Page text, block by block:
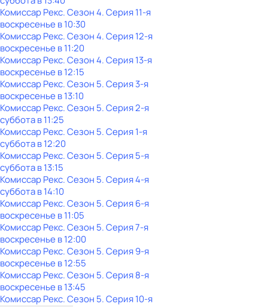
Комиссар Рекс. Сезон 4. Серия 11-я
воскресенье в10:30
Комиссар Рекс. Сезон 4. Серия 12-я
воскресенье в11:20
Комиссар Рекс. Сезон 4. Серия 13-я
воскресенье в12:15
Комиссар Рекс. Сезон 5. Серия 3-я
воскресенье в13:10
Комиссар Рекс. Сезон 5. Серия 2-я
субботав11:25
Комиссар Рекс. Сезон 5. Серия 1-я
субботав12:20
Комиссар Рекс. Сезон 5. Серия 5-я
субботав13:15
Комиссар Рекс. Сезон 5. Серия 4-я
субботав14:10
Комиссар Рекс. Сезон 5. Серия 6-я
воскресенье в11:05
Комиссар Рекс. Сезон 5. Серия 7-я
воскресенье в12:00
Комиссар Рекс. Сезон 5. Серия 9-я
воскресенье в12:55
Комиссар Рекс. Сезон 5. Серия 8-я
воскресенье в13:45
Комиссар Рекс. Сезон 5. Серия 10-я